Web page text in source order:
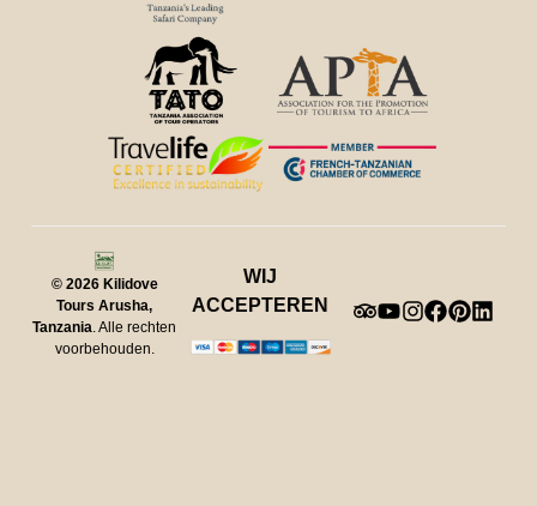
© 2026 Kilidove
Tours Arusha,
Tanzania. Alle rechten
voorbehouden.
WIJ
ACCEPTEREN